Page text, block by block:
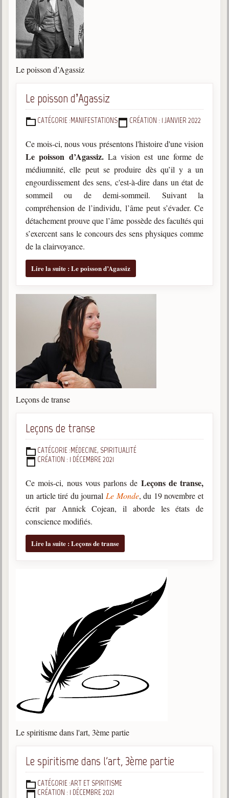
Powerpoints
Enseignement
Cours dispensés au Centre
L'Agora
Posez-nous des questions
Posez votre question
Photos et vidéoscope
Galerie photos
Vidéoscope
Filmothèque
Les Illustrés
Vidéos courtes de Divaldo
Liens spirites
Centres spirites
Belgique, Lux. et Canada
Fédérations spirites
Médias spirites
@
Le poisson d’Agassiz
Le poisson d’Agassiz
DÉTAILSCATÉGORIE :MANIFESTATIONS CRÉATION : 1 JANVIER 2022
Ce mois-ci, nous vous présentons l'histoire d'une vision
Le poisson d’Agassiz.La vision est une forme de
médiumnité, elle peut se produire dès qu’il y a un
engourdissement des sens, c'est-à-dire dans un état de
sommeil ou de demi-sommeil. Suivant la
compréhension de l’individu, l’âme peut s’évader. Ce
détachement prouve que l’âme possède des facultés qui
s’exercent sans le concours des sens physiques comme
de la clairvoyance.
Lire la suite : Le poisson d’Agassiz
Leçons de transe
Leçons de transe
DÉTAILS
CATÉGORIE :MÉDECINE, SPIRITUALITÉ
CRÉATION : 1 DÉCEMBRE 2021
Ce mois-ci, nous vous parlons de Leçons de transe,
un article tiré du journal Le Monde, du 19 novembre et
écrit par Annick Cojean, il aborde les états de
conscience modifiés.
Lire la suite : Leçons de transe
Le spiritisme dans l'art, 3ème partie
Le spiritisme dans l'art, 3ème partie
DÉTAILS
CATÉGORIE :ART ET SPIRITISME
CRÉATION : 1 DÉCEMBRE 2021